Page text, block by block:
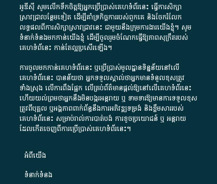
អូឌីស៊ី សូមលើកទឹកចិត្តឱ្យអ្នកប្រើប្រាស់គេហទំព័រនេះ ធ្វើការសិក្សា
ស្រាវជ្រាវបន្ថែមទៀត ដើម្បីគាំទ្រកិច្ចការ​របស់ពួកគេ និងចែករំលែក
លទ្ធផលពីការសិក្សាស្រាវជ្រាវនេះ ជាមួយនឹងក្រុមការងារយើងខ្ញុំ។ សូម
ទំនាក់ទំនងមកកាន់យើងខ្ញុំ ដើម្បីចូលរួមចំណែកធ្វើឱ្យភាពសុក្រឹតរបស់
គេហទំព័នេះ កាន់តែល្អប្រសើរឡើង។
ការចូលមកកាន់គេហទំព័រនេះ ឬប្រើប្រាស់មូលដ្ឋានទិន្នន័យនៅលើ
គេហទំព័រនេះ បានន័យថា អ្នកទទួលស្គាល់ថាអ្នកមានទំនួលខុសត្រូវ
ទាំងស្រុង លើការពឹងផ្អែក លើគ្រប់ព័ត៌មានផ្តល់ឱ្យនៅលើគេហទំព័រនេះ
ហើយយល់ព្រមថាអ្នកនឹងមិនបង្ករអន្តរាយ ឬ ទាមទារ​ឱ្យមានការទទួលខុស​
ត្រូវពីបុគ្គល ឬអង្គភាពពាក់ព័ន្ធនឹងការអភិវឌ្ឍទម្រង់ និងខ្លឹមសាររបស់
គេហទំព័រនេះ សម្រាប់រាល់ការបាត់បង់ ការខូចប្រយោជន៍ ឬ អន្តរាយ
ដែលកើតចេញពីការប្រើប្រាស់គេហទំព័រនេះ។
អំពី​យើង​
ទំនាក់ទំនង